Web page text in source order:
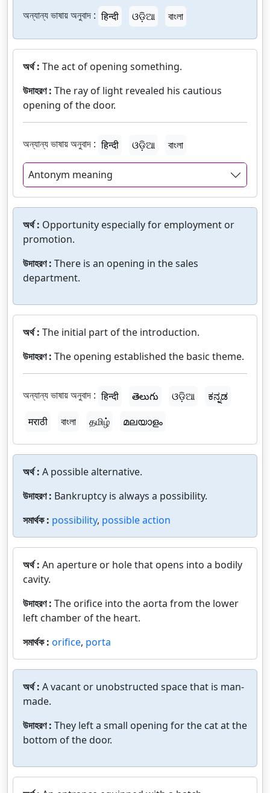
অন্যান্য ভাষায় অনুবাদ : हिन्दी ଓଡ଼ିଆ বাংলা
অর্থ : The act of opening something.
উদাহরণ : The ray of light revealed his cautious
opening of the door.
অন্যান্য ভাষায় অনুবাদ : हिन्दी ଓଡ଼ିଆ বাংলা
Antonym meaning
অর্থ : Opportunity especially for employment or
promotion.
উদাহরণ : There is an opening in the sales
department.
অর্থ : The initial part of the introduction.
উদাহরণ : The opening established the basic theme.
অন্যান্য ভাষায় অনুবাদ : हिन्दी తెలుగు ଓଡ଼ିଆ
ಕನ್ನಡ
मराठी
বাংলা தமிழ் മലയാളം
অর্থ : A possible alternative.
উদাহরণ : Bankruptcy is always a possibility.
সমার্থক : possibility, possible action
অর্থ : An aperture or hole that opens into a bodily
cavity.
উদাহরণ : The orifice into the aorta from the lower
left chamber of the heart.
সমার্থক : orifice, porta
অর্থ : A vacant or unobstructed space that is man-
made.
উদাহরণ : They left a small opening for the cat at the
bottom of the door.